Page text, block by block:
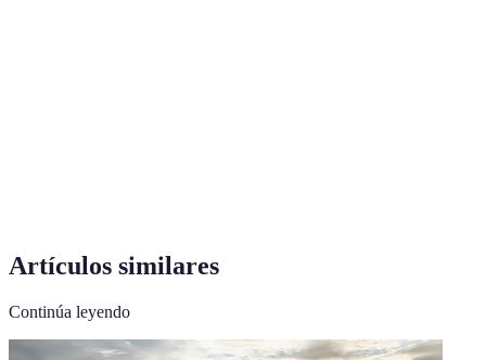
Artículos similares
Continúa leyendo